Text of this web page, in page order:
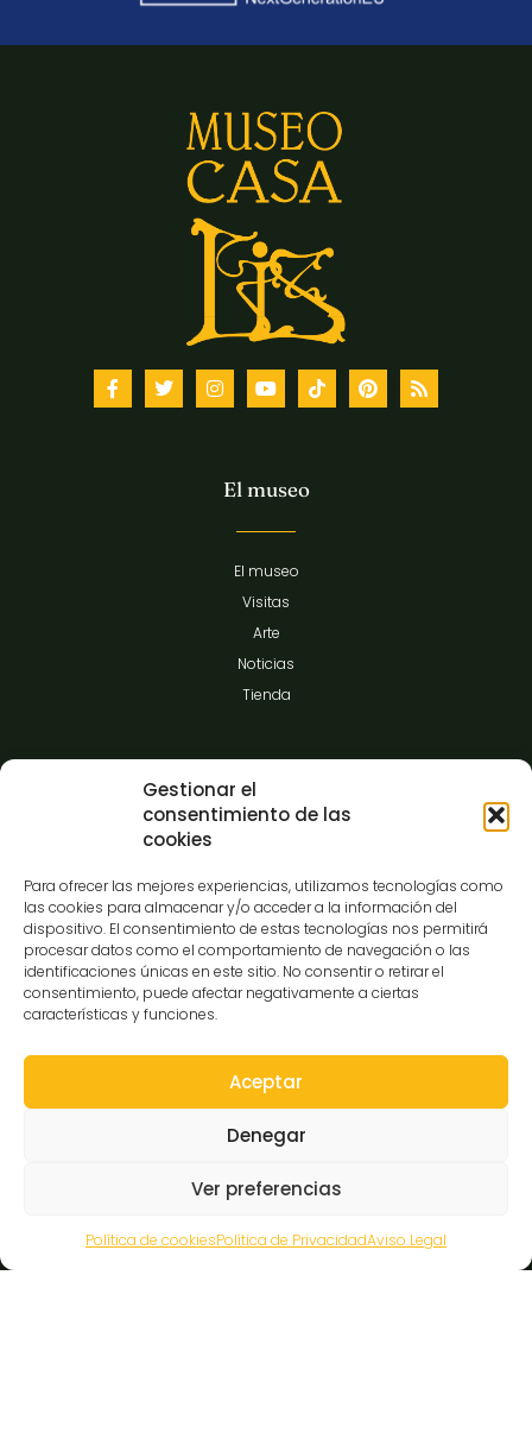
Gestionar el
consentimiento de las
cookies
Para ofrecer las mejores experiencias, utilizamos tecnologías como
las cookies para almacenar y/o acceder a la información del
dispositivo. El consentimiento de estas tecnologías nos permitirá
procesar datos como el comportamiento de navegación o las
identificaciones únicas en este sitio. No consentir o retirar el
consentimiento, puede afectar negativamente a ciertas
características y funciones.
Aceptar
Denegar
Ver preferencias
Política de cookiesPolítica de PrivacidadAviso Legal
El museo
El museo
Visitas
Arte
Noticias
Tienda
Información
FAQ
Prensa
Hazte amigo del museo
Transparencia
Contacto
37008-Salamanca
923 12 14 25